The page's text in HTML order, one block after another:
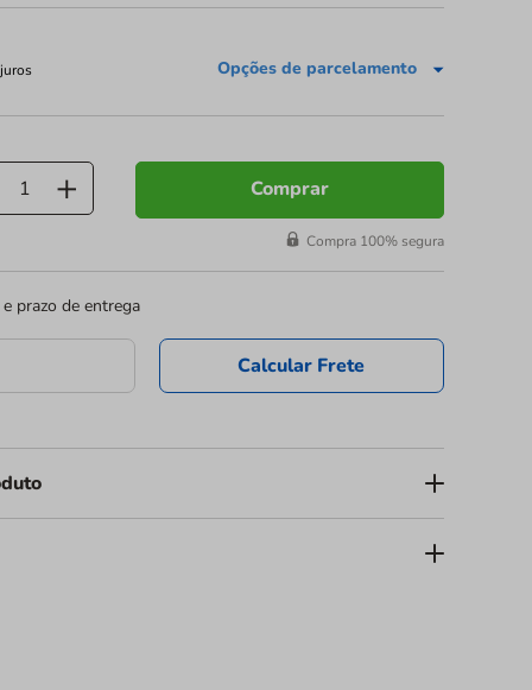
Opções de parcelamento
Comprar
Compra 100% segura
prazo de entrega
Calcular Frete
Altacoppo 180ml - Pacote com 100
da marca
profissional para o serviço de bebidas em seu